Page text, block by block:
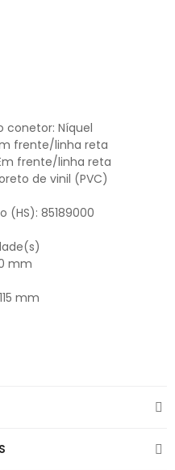
conetor: Níquel
frente/linha reta
frente/linha reta
de vinil (PVC)
(HS): 85189000
mm
mm